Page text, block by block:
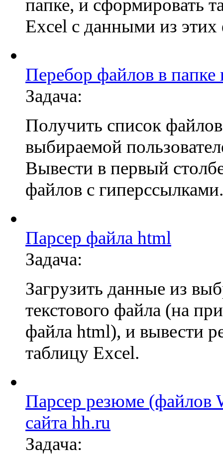
папке, и сформировать
Excel с данными из этих
Перебор файлов в папке
Задача:
Получить список
выбираемой
Вывести в первый
файлов с гиперссылками.
Парсер файла html
Задача:
Загрузить данные из
текстового файла (на
файла html), и вывести
таблицу Excel.
Парсер резюме (файлов
сайта hh.ru
Задача: